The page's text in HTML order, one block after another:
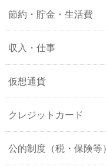
節約・貯金・生活費
収入・仕事
仮想通貨
クレジットカード
公的制度（税・保険等）